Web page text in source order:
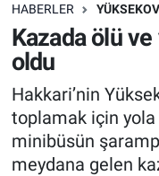
HABERLER
Kazada ölü
oldu
Hakkari’nin
toplamak için yola
minibüsün
meydana gelen
Yüksekova
Süper Lig Puan
Tüm Manşetler
Son Dakika